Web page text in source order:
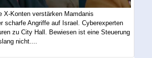
X-Konten verstärken Mamdanis
scharfe Angriffe auf Israel. Cyberexperten
zu City Hall. Bewiesen ist eine Steuerung
nicht....